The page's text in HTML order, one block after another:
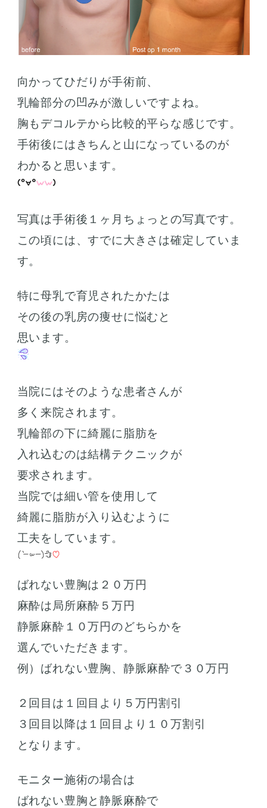
向かってひだりが手術前、
乳輪部分の凹みが激しいですよね。
胸もデコルテから比較的平らな感じです。
手術後にはきちんと山になっているのが
わかると思います。
写真は手術後１ヶ月ちょっとの写真です。
この頃には、すでに大きさは確定していま
す。
特に母乳で育児されたかたは
その後の乳房の痩せに悩むと
思います。
当院にはそのような患者さんが
多く来院されます。
乳輪部の下に綺麗に脂肪を
入れ込むのは結構テクニックが
要求されます。
当院では細い管を使用して
綺麗に脂肪が入り込むように
工夫をしています。
ばれない豊胸は２０万円
麻酔は局所麻酔５万円
静脈麻酔１０万円のどちらかを
選んでいただきます。
例）ばれない豊胸、静脈麻酔で３０万円
２回目は１回目より５万円割引
３回目以降は１回目より１０万割引
となります。
モニター施術の場合は
ばれない豊胸と静脈麻酔で